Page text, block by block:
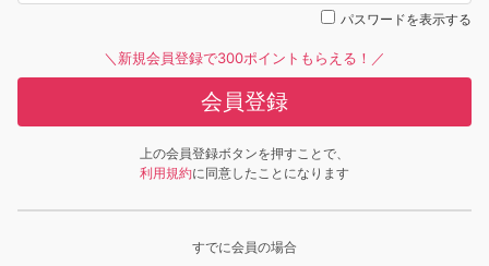
パスワードを表示する
＼新規会員登録で300ポイントもらえる！／
会員登録
上の会員登録ボタンを押すことで、
利用規約に同意したことになります
すでに会員の場合